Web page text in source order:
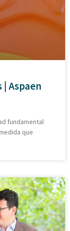
Aspaen
fundamental
que